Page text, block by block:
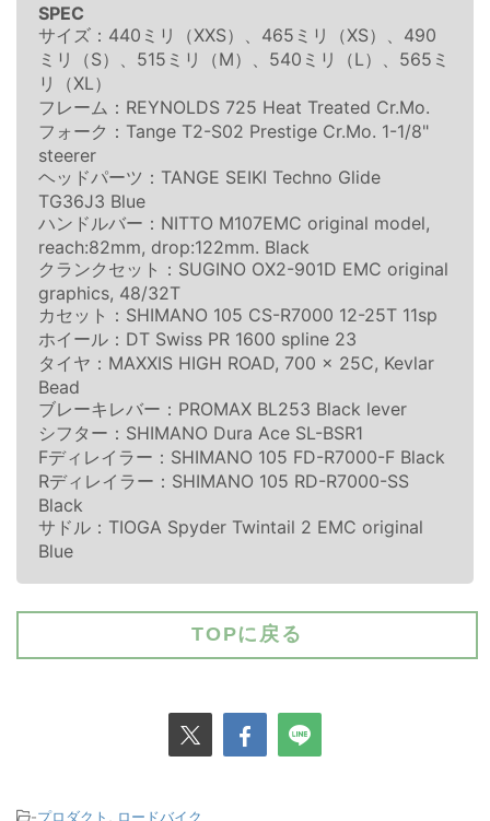
SPEC
サイズ：440ミリ（XXS）、465ミリ（XS）、490
ミリ（S）、515ミリ（M）、540ミリ（L）、565ミ
リ（XL）
フレーム：REYNOLDS 725 Heat Treated Cr.Mo.
フォーク：Tange T2-S02 Prestige Cr.Mo. 1-1/8"
steerer
ヘッドパーツ：TANGE SEIKI Techno Glide
TG36J3 Blue
ハンドルバー：NITTO M107EMC original model,
reach:82mm, drop:122mm. Black
クランクセット：SUGINO OX2-901D EMC original
graphics, 48/32T
カセット：SHIMANO 105 CS-R7000 12-25T 11sp
ホイール：DT Swiss PR 1600 spline 23
タイヤ：MAXXIS HIGH ROAD, 700 x 25C, Kevlar
Bead
ブレーキレバー：PROMAX BL253 Black lever
シフター：SHIMANO Dura Ace SL-BSR1
Fディレイラー：SHIMANO 105 FD-R7000-F Black
Rディレイラー：SHIMANO 105 RD-R7000-SS
Black
サドル：TIOGA Spyder Twintail 2 EMC original
Blue
TOPに戻る
-プロダクト ロードバイク